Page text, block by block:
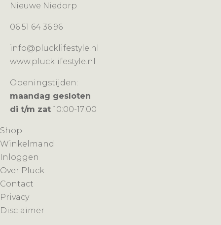
Nieuwe Niedorp
06 51 64 36 96
info@plucklifestyle.nl
www.plucklifestyle.nl
Openingstijden:
maandag gesloten
di t/m zat 10:00-17:00
Shop
Winkelmand
Inloggen
Over Pluck
Contact
Privacy
Disclaimer